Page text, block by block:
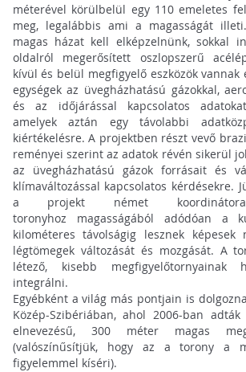
méterével körülbelül egy 110 emeletes
meg, legalábbis ami a magasságát
magas házat kell elképzelnünk, sokkal
oldalról megerősített oszlopszerű
kívül és belül megfigyelő eszközök vannak
egységek az üvegházhatású gázokkal,
és az időjárással kapcsolatos
amelyek aztán egy távolabbi
kiértékelésre. A projektben részt vevő
reményei szerint az adatok révén sikerül
az üvegházhatású gázok forrásait és
klímaváltozással kapcsolatos kérdésekre.
a projekt német
toronyhoz magasságából adódóan a
kilométeres távolságig lesznek képesek
légtömegek változását és mozgását. A
létező, kisebb megfigyelőtornyainak
integrálni.
Egyébként a világ más pontjain is
Közép-Szibériában, ahol 2006-ban
elnevezésű, 300 méter magas
(valószínűsítjük, hogy az a torony a
figyelemmel kíséri).